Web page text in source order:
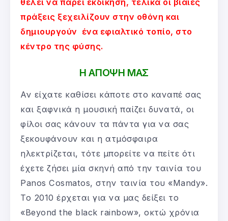
πράξεις ξεχειλίζουν στην οθόνη και
δημιουργούν ένα εφιαλτικό τοπίο, στο
κέντρο της φύσης.
Η ΑΠΟΨΗ ΜΑΣ
Αν είχατε καθίσει κάποτε στο καναπέ σας
και ξαφνικά η μουσική παίζει δυνατά, οι
φίλοι σας κάνουν τα πάντα για να σας
ξεκουφάνουν και η ατμόσφαιρα
ηλεκτρίζεται, τότε μπορείτε να πείτε ότι
έχετε ζήσει μία σκηνή από την ταινία του
Panos Cosmatos, στην ταινία του «Mandy».
Το 2010 έρχεται για να μας δείξει το
«Beyond the black rainbow», οκτώ χρόνια